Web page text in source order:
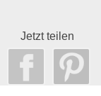
Jetzt teilen